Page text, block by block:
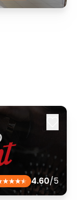
4.60/5